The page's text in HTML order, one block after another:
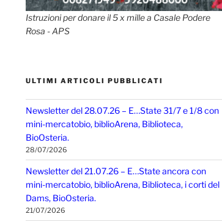
Istruzioni per donare il 5 x mille a Casale Podere
Rosa - APS
ULTIMI ARTICOLI PUBBLICATI
Newsletter del 28.07.26 – E…State 31/7 e 1/8 con
mini-mercatobio, biblioArena, Biblioteca,
BioOsteria.
28/07/2026
Newsletter del 21.07.26 – E…State ancora con
mini-mercatobio, biblioArena, Biblioteca, i corti del
Dams, BioOsteria.
21/07/2026